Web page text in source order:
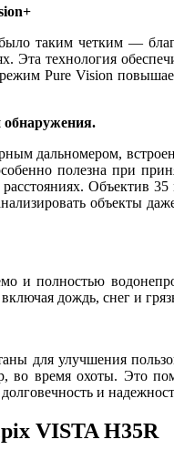
таким четким —
Эта технология
Pure Vision
обнаружения.
дальномером,
полезна при
Объектив
объекты
и полностью
дождь, снег и
для улучшения
во время охоты. Это
и
VISTA H35R